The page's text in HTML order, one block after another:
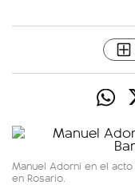
Manuel Adorni en el
en Rosario.